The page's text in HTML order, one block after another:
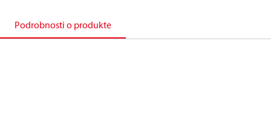
Podrobnosti o produkte